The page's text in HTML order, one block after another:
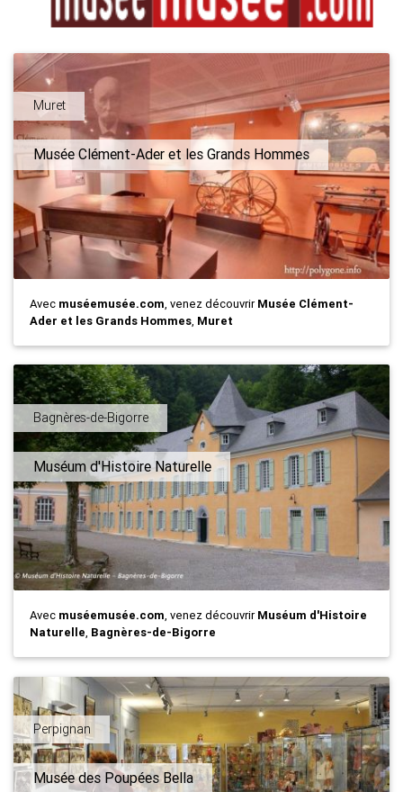
Muret
Musée Clément-Ader et les Grands Hommes
Avec muséemusée.com, venez découvrirMusée Clément-
Ader et les Grands Hommes, Muret
Bagnères-de-Bigorre
Muséum d'Histoire Naturelle
Avec muséemusée.com, venez découvrirMuséum d'Histoire
Naturelle, Bagnères-de-Bigorre
Perpignan
Musée des Poupées Bella